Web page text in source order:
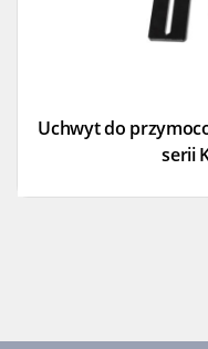
Uchwyt do
serii